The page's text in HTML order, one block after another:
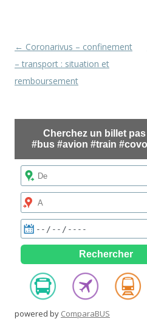
Navigation
des
articles
← Coronarivus – confinement
– transport : situation et
remboursement
powered by ComparaBUS